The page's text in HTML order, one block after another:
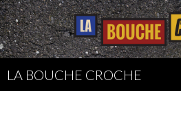
LA BOUCHE CROCHE